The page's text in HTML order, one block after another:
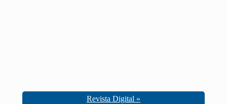
Revista Digital »